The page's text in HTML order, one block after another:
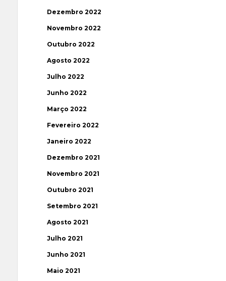
Dezembro 2022
Novembro 2022
Outubro 2022
Agosto 2022
Julho 2022
Junho 2022
Março 2022
Fevereiro 2022
Janeiro 2022
Dezembro 2021
Novembro 2021
Outubro 2021
Setembro 2021
Agosto 2021
Julho 2021
Junho 2021
Maio 2021